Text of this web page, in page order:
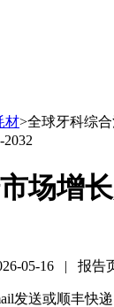
材>全球牙科综
场增
05-16 | 报告
发送或顺丰快递